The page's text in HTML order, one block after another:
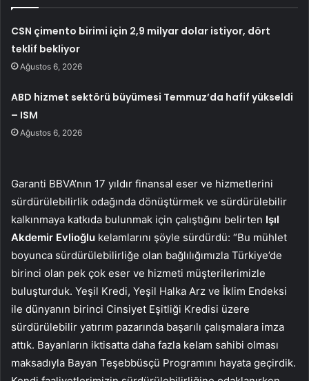
CSN çimento birimi için 2,9 milyar dolar istiyor, dört
teklif bekliyor
Ağustos 6, 2026
ABD hizmet sektörü büyümesi Temmuz’da hafif yükseldi
– ISM
Ağustos 6, 2026
Garanti BBVA’nın 17 yıldır finansal eser ve hizmetlerini
sürdürülebilirlik odağında dönüştürmek ve sürdürülebilir
kalkınmaya katkıda bulunmak için çalıştığını belirten Işıl
Akdemir Evlioğlu kelamlarını şöyle sürdürdü: “Bu mühlet
boyunca sürdürülebilirliğe olan bağlılığımızla Türkiye’de
birinci olan pek çok eser ve hizmeti müşterilerimizle
buluşturduk. Yeşil Kredi, Yeşil Halka Arz ve İklim Endeksi
ile dünyanın birinci Cinsiyet Eşitliği Kredisi üzere
sürdürülebilir yatırım pazarında başarılı çalışmalara imza
attık. Bayanların iktisatta daha fazla kelam sahibi olması
maksadıyla Bayan Teşebbüsçü Programını hayata geçirdik.